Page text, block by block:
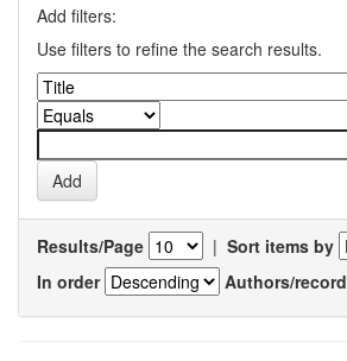
Add filters:
Use filters to refine the search results.
Results/Page | Sort items by
In order
Authors/record